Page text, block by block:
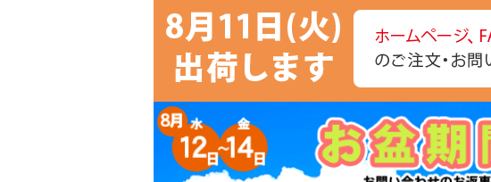
ウォールステッカー
ラスティシリーズ
スイッチプレート
コンセントプレート
ダボ
あおり止め
吊り金具
固定金具
掛金
トイレ用品
浴室用品
流し台所用品
洗面用品
配管部品
水廻りアクセサリー
トイレ用ドアノ
室内用鍵付きド
ウィルス・菌